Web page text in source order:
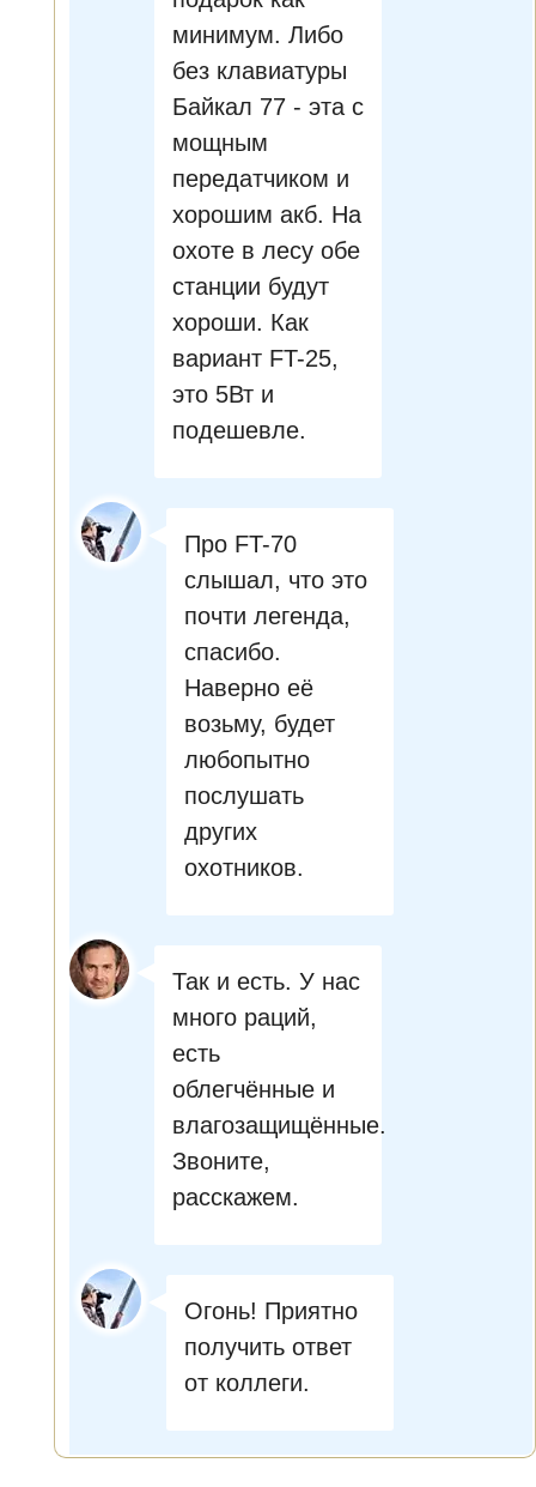
минимум. Либо
без клавиатуры
Байкал 77 - эта с
мощным
передатчиком и
хорошим акб. На
охоте в лесу обе
станции будут
хороши. Как
вариант FT-25,
это 5Вт и
подешевле.
Про FT-70
слышал, что это
почти легенда,
спасибо.
Наверно её
возьму, будет
любопытно
послушать
других
охотников.
Так и есть. У нас
много раций,
есть
облегчённые и
влагозащищённые.
Звоните,
расскажем.
Огонь! Приятно
получить ответ
от коллеги.